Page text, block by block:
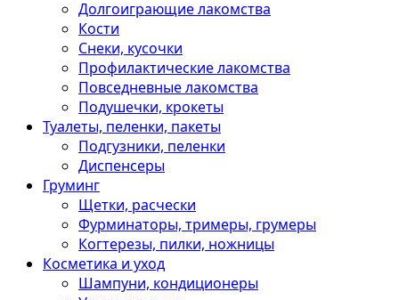
Долгоиграющие лакомства
Кости
Снеки, кусочки
Профилактические лакомства
Повседневные лакомства
Подушечки, крокеты
Туалеты, пеленки, пакеты
Подгузники, пеленки
Диспенсеры
Груминг
Щетки, расчески
Фурминаторы, тримеры, грумеры
Когтерезы, пилки, ножницы
Косметика и уход
Шампуни, кондиционеры